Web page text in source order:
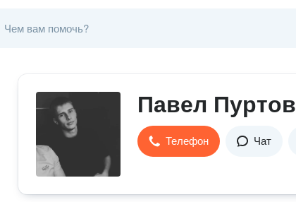
Павел Пуртов
Телефон Чат